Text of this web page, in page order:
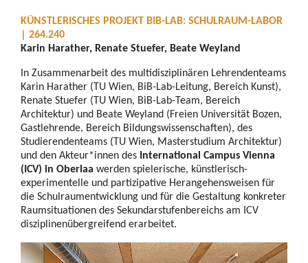
KÜNSTLERISCHES PROJEKT BIB-LAB: SCHULRAUM-LABOR
| 264.240
Karin Harather, Renate Stuefer, Beate Weyland
In Zusammenarbeit des multidisziplinären Lehrendenteams
Karin Harather (TU Wien, BiB-Lab-Leitung, Bereich Kunst),
Renate Stuefer (TU Wien, BiB-Lab-Team, Bereich
Architektur) und Beate Weyland (Freien Universität Bozen,
Gastlehrende, Bereich Bildungswissenschaften), des
Studierendenteams (TU Wien, Masterstudium Architektur)
und den Akteur*innen des International Campus Vienna
(ICV) in Oberlaa werden spielerische, künstlerisch-
experimentelle und partizipative Herangehensweisen für
die Schulraumentwicklung und für die Gestaltung konkreter
Raumsituationen des Sekundarstufenbereichs am ICV
disziplinenübergreifend erarbeitet.